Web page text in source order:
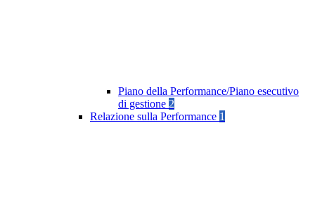
Piano della Performance/Piano esecutivo
di gestione 2
Relazione sulla Performance 1